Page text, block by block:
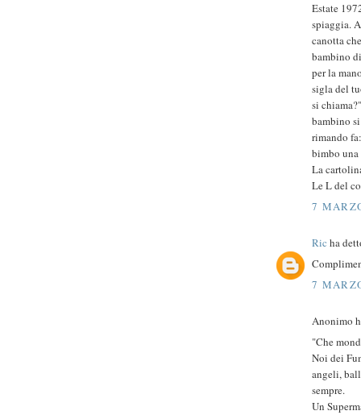
Estate
spiaggia.
canotta
bambino
per la
sigla del
si
bambino
rimando
bimbo
La
Le L del
7
Ric ha
7
Anonimo
"Che
Noi dei
angeli,
sempre.
Un